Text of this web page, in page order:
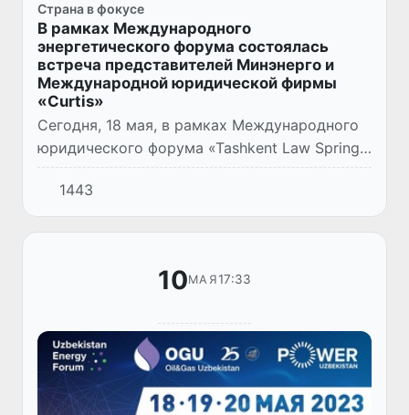
Страна в фокусе
В рамках Международного
энергетического форума состоялась
встреча представителей Минэнерго и
Международной юридической фирмы
«Curtis»
Сегодня, 18 мая, в рамках Международного
юридического форума «Tashkent Law Spring»
и 25-й юбилейной Международной выставки
«Нефть и Газ Узбекистана - OGU 2023»
состоялась встреча с...
1443
10МАЯ17:33